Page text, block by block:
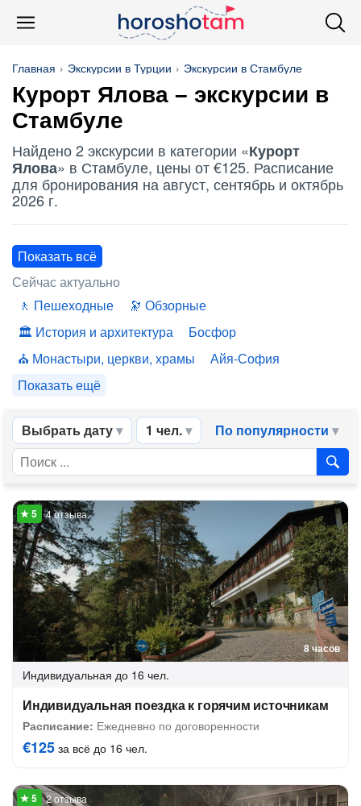
Главная Экскурсии в Турции Экскурсии в Стамбуле
Курорт Ялова – экскурсии в
Стамбуле
Найдено 2 экскурсии в категории «Курорт
Ялова» в Стамбуле, цены от €125. Расписание
для бронирования на август, сентябрь и октябрь
2026 г.
Показать всё
Сейчас актуально
Пешеходные
Обзорные
История и архитектура
Босфор
Монастыри, церкви, храмы
Айя-София
Показать ещё
Выбрать дату 1 чел. По популярности
8 часов
4 отзыва
Индивидуальная до 16 чел.
Индивидуальная поездка к горячим источникам
Расписание: Ежедневно по договоренности
€125 за всё до 16 чел.
2 отзыва